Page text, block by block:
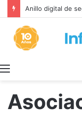
Anillo digital de